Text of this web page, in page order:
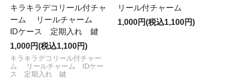
キラキラデコリール付チャ
ーム リールチャーム
IDケース 定期入れ 鍵
1,000円(税込1,100円)
キラキラデコリール付チャー
ム リールチャーム IDケー
ス 定期入れ 鍵
リール付チャーム
1,000円(税込1,100円)